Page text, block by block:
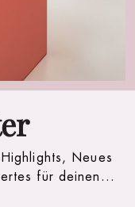
Neues
für deinen